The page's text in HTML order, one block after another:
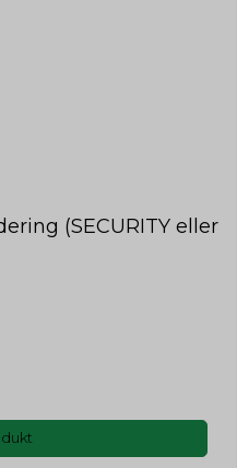
(SECURITY eller